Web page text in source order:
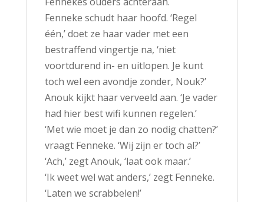
Fenneke schudt haar hoofd. ‘Regel
één,’ doet ze haar vader met een
bestraffend vingertje na, ‘niet
voortdurend in- en uitlopen. Je kunt
toch wel een avondje zonder, Nouk?’
Anouk kijkt haar verveeld aan. ‘Je vader
had hier best wifi kunnen regelen.’
‘Met wie moet je dan zo nodig chatten?’
vraagt Fenneke. ‘Wij zijn er toch al?’
‘Ach,’ zegt Anouk, ‘laat ook maar.’
‘Ik weet wel wat anders,’ zegt Fenneke.
‘Laten we scrabbelen!’